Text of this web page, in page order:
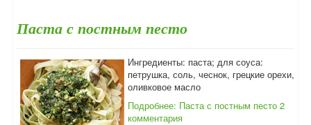
Паста с постным песто
Ингредиенты: паста; для соуса:
петрушка, соль, чеснок, грецкие орехи,
оливковое масло
Подробнее: Паста с постным песто 2
комментария